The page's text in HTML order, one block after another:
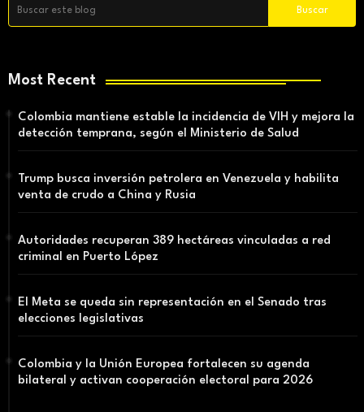
Most Recent
Colombia mantiene estable la incidencia de VIH y mejora la
detección temprana, según el Ministerio de Salud
Trump busca inversión petrolera en Venezuela y habilita
venta de crudo a China y Rusia
Autoridades recuperan 389 hectáreas vinculadas a red
criminal en Puerto López
El Meta se queda sin representación en el Senado tras
elecciones legislativas
Colombia y la Unión Europea fortalecen su agenda
bilateral y activan cooperación electoral para 2026